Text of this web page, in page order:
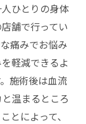
ひとりの身体
舗で行ってい
痛みでお悩み
軽減できるよ
施術後は血流
温まるところ
とによって、